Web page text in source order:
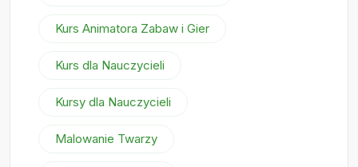
Kurs Animatora Zabaw i Gier
Kurs dla Nauczycieli
Kursy dla Nauczycieli
Malowanie Twarzy